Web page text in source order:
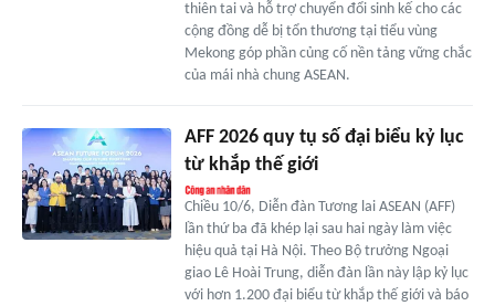
thiên tai và hỗ trợ chuyển đổi sinh kế cho các
cộng đồng dễ bị tổn thương tại tiểu vùng
Mekong góp phần củng cố nền tảng vững chắc
của mái nhà chung ASEAN.
AFF 2026 quy tụ số đại biểu kỷ lục
từ khắp thế giới
Chiều 10/6, Diễn đàn Tương lai ASEAN (AFF)
lần thứ ba đã khép lại sau hai ngày làm việc
hiệu quả tại Hà Nội. Theo Bộ trưởng Ngoại
giao Lê Hoài Trung, diễn đàn lần này lập kỷ lục
với hơn 1.200 đại biểu từ khắp thế giới và báo